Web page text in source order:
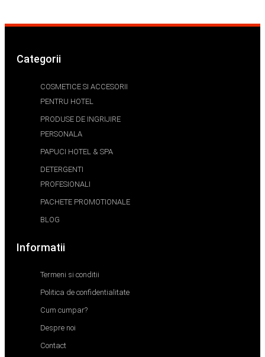
Categorii
COSMETICE SI ACCESORII
PENTRU HOTEL
PRODUSE DE INGRIJIRE
PERSONALA
PAPUCI HOTEL & SPA
DETERGENTI
PROFESIONALI
PACHETE PROMOTIONALE
BLOG
Informatii
Termeni si conditii
Politica de confidentialitate
Cum cumpar?
Despre noi
Contact